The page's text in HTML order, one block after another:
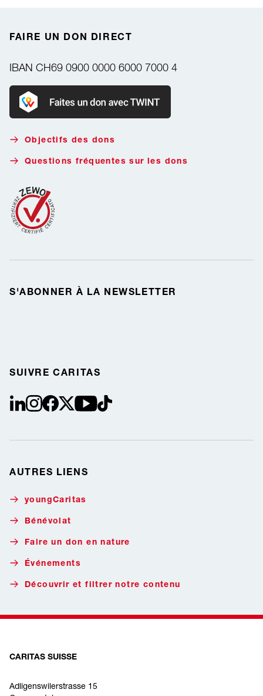
FAIRE UN DON DIRECT
IBAN CH69 0900 0000 6000 7000 4
Faire un don avec Twint
Objectifs des dons
Questions fréquentes sur les dons
S'ABONNER À LA NEWSLETTER
SUIVRE CARITAS
linkedininstagram
facebookTwitter / X
youtube
tiktok
AUTRES LIENS
youngCaritas
Bénévolat
Faire un don en nature
Événements
Découvrir et filtrer notre contenu
CARITAS SUISSE
Adligenswilerstrasse 15